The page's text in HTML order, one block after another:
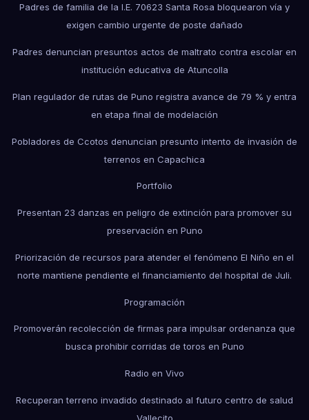
Padres de familia de la I.E. 70623 Santa Rosa bloquearon vía y
exigen cambio urgente de poste dañado
Padres denuncian presuntos actos de maltrato contra escolar en
institución educativa de Atuncolla
Plan regulador de rutas de Puno registra avance de 79 % y entra
en etapa final de modelación
Pobladores de Ccotos denuncian presunto intento de invasión de
terrenos en Capachica
Portfolio
Presentan 23 danzas en peligro de extinción para promover su
preservación en Puno
Priorización de recursos para atender el fenómeno El Niño en el
norte mantiene pendiente el financiamiento del hospital de Juli.
Programación
Promoverán recolección de firmas para impulsar ordenanza que
busca prohibir corridas de toros en Puno
Radio en Vivo
Recuperan terreno invadido destinado al futuro centro de salud